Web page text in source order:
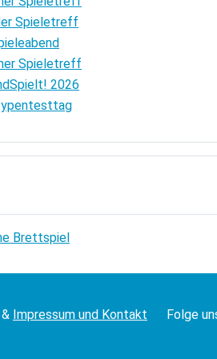
Spieletreff
Spieletreff
2026
& Impressum und Kontakt Folge